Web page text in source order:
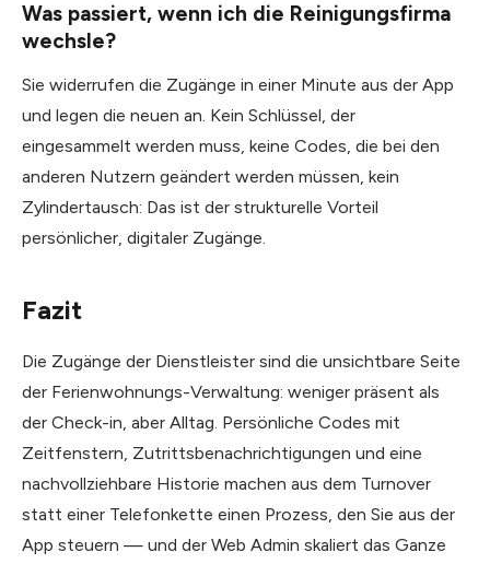
Was passiert, wenn ich die Reinigungsfirma
wechsle?
Sie widerrufen die Zugänge in einer Minute aus der App
und legen die neuen an. Kein Schlüssel, der
eingesammelt werden muss, keine Codes, die bei den
anderen Nutzern geändert werden müssen, kein
Zylindertausch: Das ist der strukturelle Vorteil
persönlicher, digitaler Zugänge.
Fazit
Die Zugänge der Dienstleister sind die unsichtbare Seite
der Ferienwohnungs-Verwaltung: weniger präsent als
der Check-in, aber Alltag. Persönliche Codes mit
Zeitfenstern, Zutrittsbenachrichtigungen und eine
nachvollziehbare Historie machen aus dem Turnover
statt einer Telefonkette einen Prozess, den Sie aus der
App steuern — und der Web Admin skaliert das Ganze